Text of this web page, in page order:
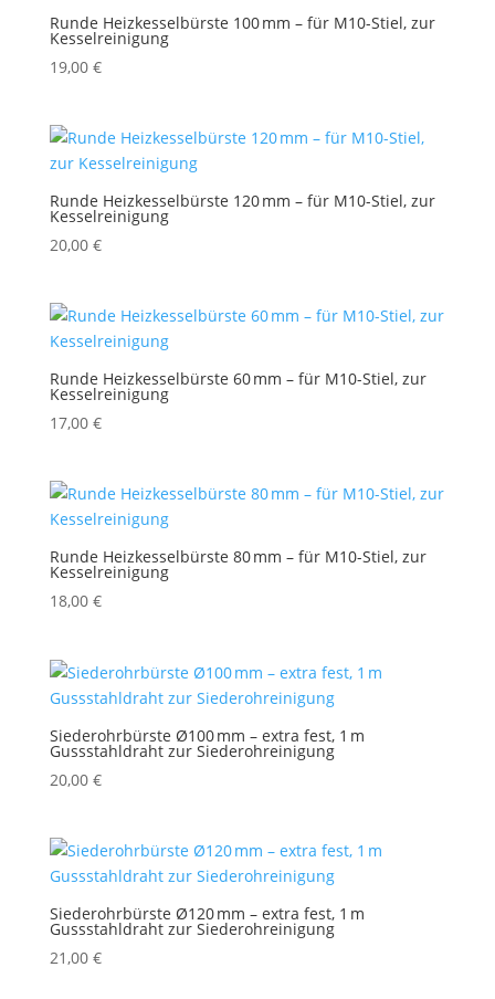
Runde Heizkesselbürste 100 mm – für M10-Stiel, zur
Kesselreinigung
19,00 €
Runde Heizkesselbürste 120 mm – für M10-Stiel, zur
Kesselreinigung
20,00 €
Runde Heizkesselbürste 60 mm – für M10-Stiel, zur
Kesselreinigung
17,00 €
Runde Heizkesselbürste 80 mm – für M10-Stiel, zur
Kesselreinigung
18,00 €
Siederohrbürste Ø100 mm – extra fest, 1 m
Gussstahldraht zur Siederohreinigung
20,00 €
Siederohrbürste Ø120 mm – extra fest, 1 m
Gussstahldraht zur Siederohreinigung
21,00 €